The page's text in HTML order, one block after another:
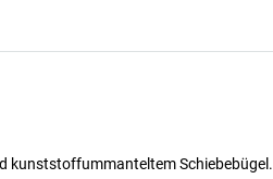
kunststoffummanteltem Schiebebügel.